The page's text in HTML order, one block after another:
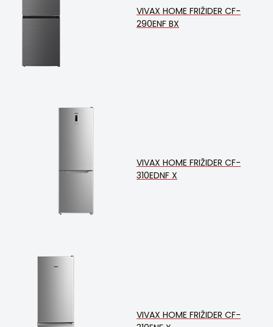
VIVAX HOME FRIŽIDER CF-
290ENF BX
VIVAX HOME FRIŽIDER CF-
310EDNF X
VIVAX HOME FRIŽIDER CF-